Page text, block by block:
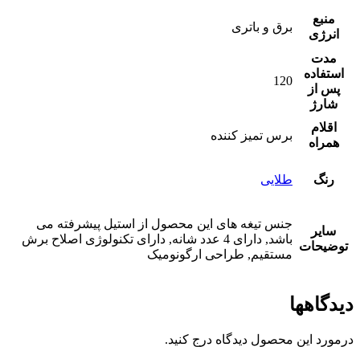
منبع
انرژی
برق و باتری
مدت
استفاده
پس از
شارژ
120
اقلام
همراه
برس تمیز کننده
رنگ طلایی
سایر
توضیحات
جنس تیغه های این محصول از استیل پیشرفته می
باشد, دارای 4 عدد شانه, دارای تکنولوژی اصلاح برش
مستقیم, طراحی ارگونومیک
دیدگاهها
درمورد این محصول دیدگاه درج کنید.